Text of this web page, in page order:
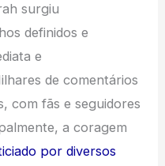
surgiu
definidos e
e
de comentários
com fãs e seguidores
a coragem
por diversos